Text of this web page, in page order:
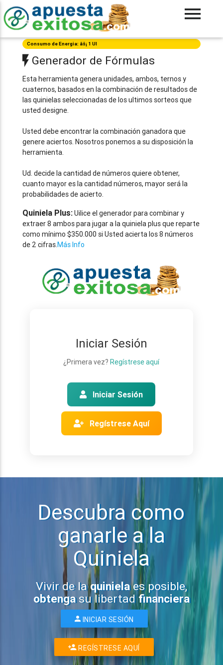
Consumo de Energia: âš¡ 1 UI
Generador de Fórmulas
Esta herramienta genera unidades, ambos, ternos y
cuaternos, basados en la combinación de resultados de
las quinielas seleccionadas de los ultimos sorteos que
usted designe.
Usted debe encontrar la combinación ganadora que
genere aciertos. Nosotros ponemos a su disposición la
herramienta.
Ud. decide la cantidad de números quiere obtener,
cuanto mayor es la cantidad números, mayor será la
probabilidades de acierto.
Quiniela Plus:Uilice el generador para combinar y
extraer 8 ambos para jugar a la quiniela plus que reparte
como mínimo $350.000 si Usted acierta los 8 números
de 2 cifras.Más Info
Iniciar Sesión
¿Primera vez?Regístrese aquí
Iniciar Sesión
Regístrese Aquí
Descubra como
ganarle a la
Quiniela
Vivir de laquinielaes posible,
obtengasu libertadfinanciera
INICIAR SESIÓN
REGÍSTRESE AQUÍ